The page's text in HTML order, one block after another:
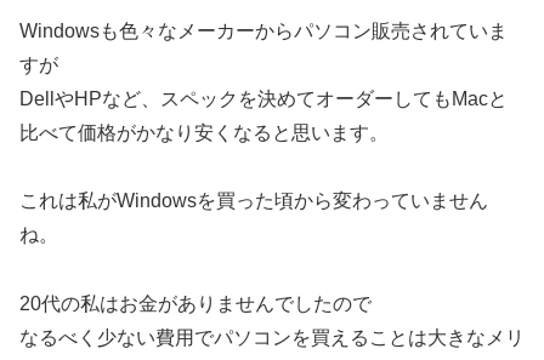
Windowsも色々なメーカーからパソコン販売されていま
すが
DellやHPなど、スペックを決めてオーダーしてもMacと
比べて価格がかなり安くなると思います。
これは私がWindowsを買った頃から変わっていません
ね。
20代の私はお金がありませんでしたので
なるべく少ない費用でパソコンを買えることは大きなメリ